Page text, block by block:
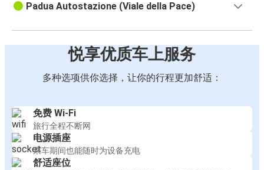
Padua Autostazione (Viale della Pace)
悦享优质车上服务
多种选项供你选择，让你的行程更加舒适：
免费 Wi-Fi
旅行全程不断网
电源插座
乘车期间也能随时为设备充电
舒适座位